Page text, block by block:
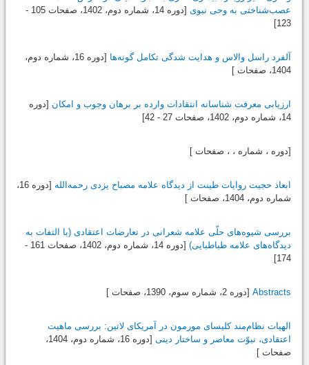
عصب‌شناختی به وحی نبوی [دوره 14، شماره دوم، 1402
، صفحات 105 -
123]
آلفرد راسل والاس و هدایت شدگی تکامل گونه‌ها [دوره 16، شماره دوم،
1404، صفحات ]
ارزیابی معرفت شناسانه انتقادات وارده بر برهان وجوب و امکان [دوره
14، شماره دوم،
1402، صفحات 27 - 42]
[دوره ، شماره ، ، صفحات ]
ابعاد حجیت روایات طینت از دیدگاه علامه مصباح یزدی رحمه‌الله
[دوره 16،
شماره دوم، 1404، صفحات ]
بررسی شیوه‌های حلّی علامه ‌شعرانی در تعارضات اعتقادی (با التفات به
دیدگاه‌های علامه طباطبایی) [دوره 14، شماره دوم، 1402
، صفحات 161 -
174]
Abstracts [دوره 2، شماره سوم، 1390، صفحات ]
الهیات نظام‌مند کلیسای مورمون در آمریکای لاتین: بررسی ماهیت
اعتقادی، نبوّت معاصر و ساختار دینی [دوره 16، شماره دوم، 1404،
صفحات ]